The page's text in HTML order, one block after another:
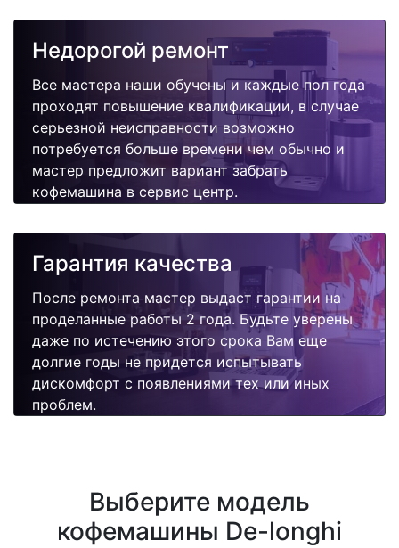
Недорогой ремонт
Все мастера наши обучены и каждые пол года
проходят повышение квалификации, в случае
серьезной неисправности возможно
потребуется больше времени чем обычно и
мастер предложит вариант забрать
кофемашина в сервис центр.
Гарантия качества
После ремонта мастер выдаст гарантии на
проделанные работы 2 года. Будьте уверены
даже по истечению этого срока Вам еще
долгие годы не придется испытывать
дискомфорт с появлениями тех или иных
проблем.
Выберите модель
кофемашины De-longhi